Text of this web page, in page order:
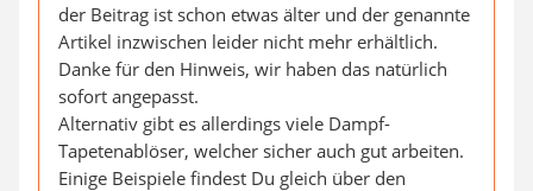
der Beitrag ist schon etwas älter und der genannte
Artikel inzwischen leider nicht mehr erhältlich.
Danke für den Hinweis, wir haben das natürlich
sofort angepasst.
Alternativ gibt es allerdings viele Dampf-
Tapetenablöser, welcher sicher auch gut arbeiten.
Einige Beispiele findest Du gleich über den